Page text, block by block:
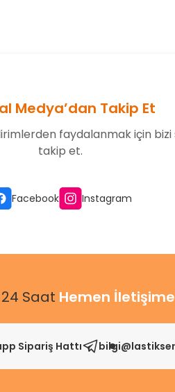
Gönder
Medya’dan Takip Et
faydalanmak için bizi
takip et.
Facebook Instagram
24 Saat Hemen
Sipariş Hattı